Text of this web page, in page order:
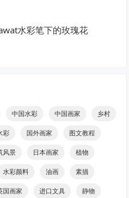
水彩笔下的玫瑰花
中国水彩 中国画家 乡村
彩 国外画家 图文教程
风景 日本画家 植物
水彩颜料 油画 素描
国画家 进口文具 静物